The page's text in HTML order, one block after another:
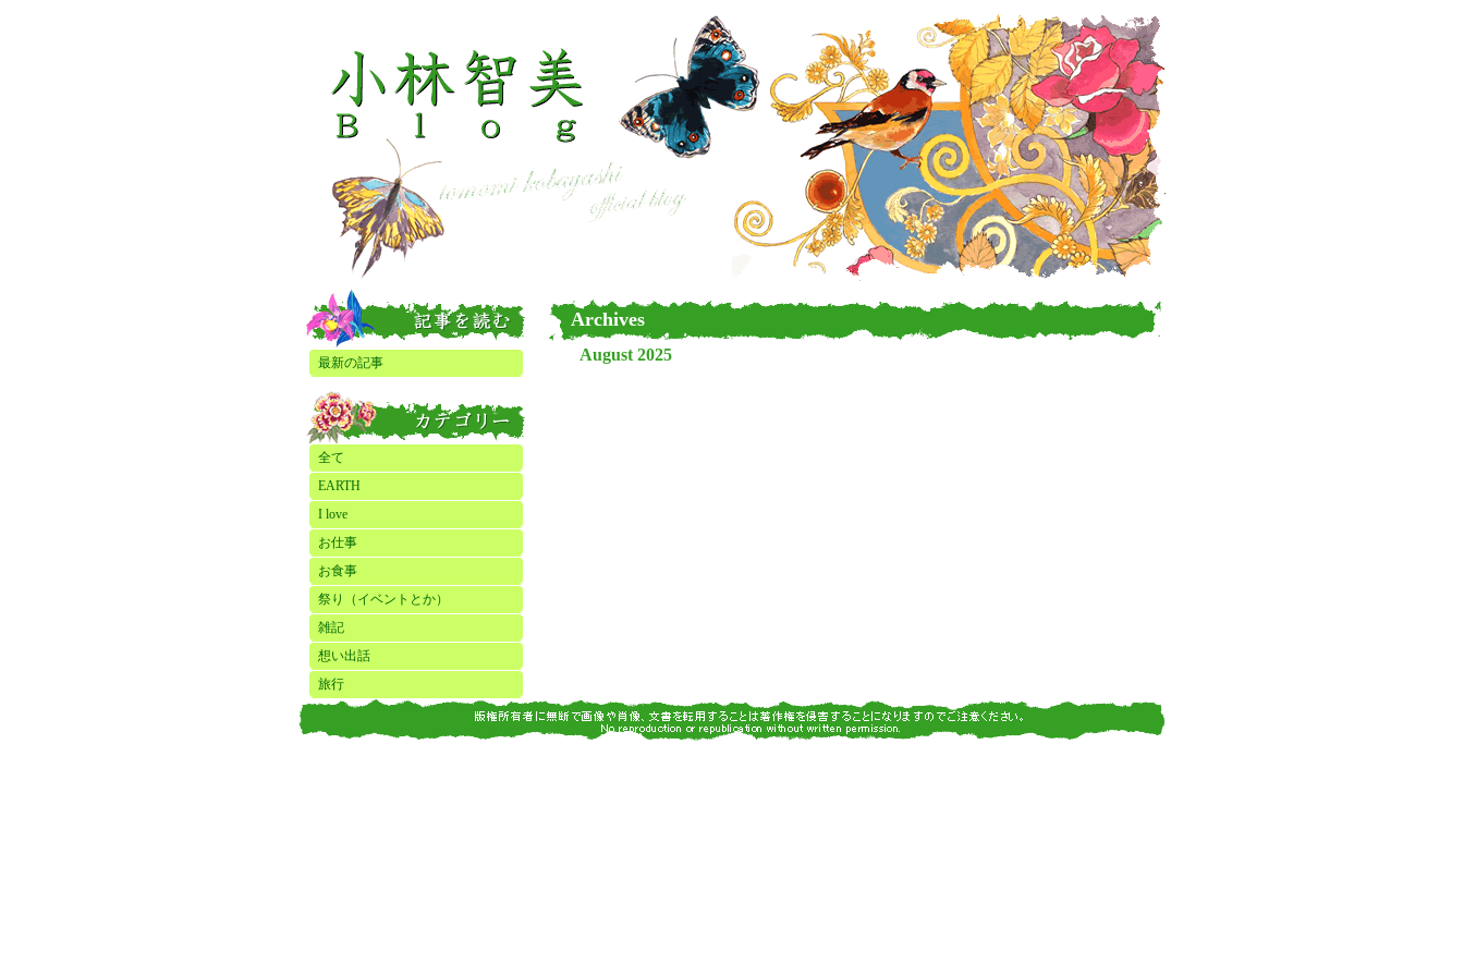
最新の記事
全て
EARTH
I love
お仕事
お食事
祭り（イベントとか）
雑記
想い出話
旅行
Archives
August 2025